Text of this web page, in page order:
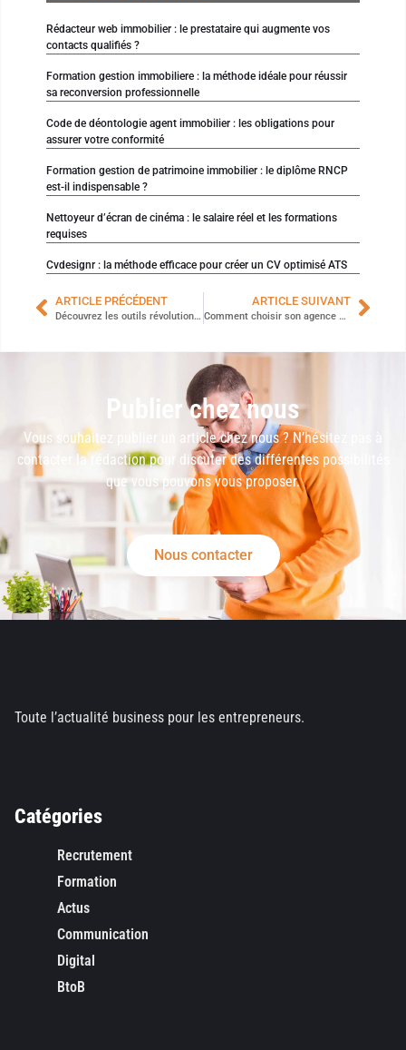
Rédacteur web immobilier : le prestataire qui augmente vos
contacts qualifiés ?
Formation gestion immobiliere : la méthode idéale pour réussir
sa reconversion professionnelle
Code de déontologie agent immobilier : les obligations pour
assurer votre conformité
Formation gestion de patrimoine immobilier : le diplôme RNCP
est-il indispensable ?
Nettoyeur d’écran de cinéma : le salaire réel et les formations
requises
Cvdesignr : la méthode efficace pour créer un CV optimisé ATS
ARTICLE PRÉCÉDENT
Découvrez les outils révolutionnaires pour optimiser la communication en formation
ARTICLE SUIVANT
Comment choisir son agence de communication à Lyon ?
Publier chez nous
Vous souhaitez publier un article chez nous ? N’hésitez pas à
contacter la rédaction pour discuter des différentes possibilités
que vous pouvons vous proposer.
Nous contacter
Toute l’actualité business pour les entrepreneurs.
Catégories
Recrutement
Formation
Actus
Communication
Digital
BtoB